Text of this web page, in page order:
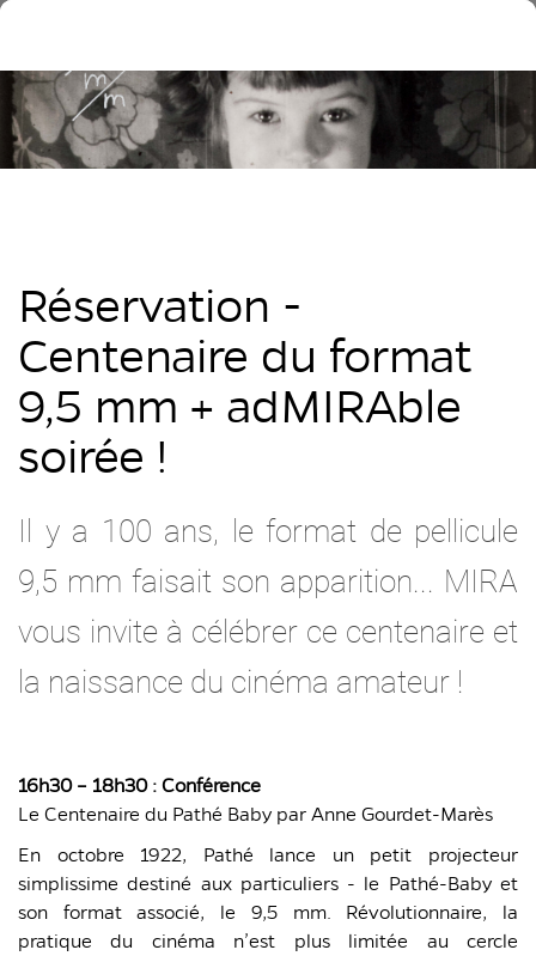
Réservation -
Centenaire du format
9,5 mm + adMIRAble
soirée !
Il y a 100 ans, le format de pellicule
9,5 mm faisait son apparition... MIRA
vous invite à célébrer ce centenaire et
la naissance du cinéma amateur !
16h30 – 18h30 : Conférence
Le Centenaire du Pathé Baby par Anne Gourdet-Marès
En octobre 1922, Pathé lance un petit projecteur
simplissime destiné aux particuliers - le Pathé-Baby et
son format associé, le 9,5 mm. Révolutionnaire, la
pratique du cinéma n’est plus limitée au cercle